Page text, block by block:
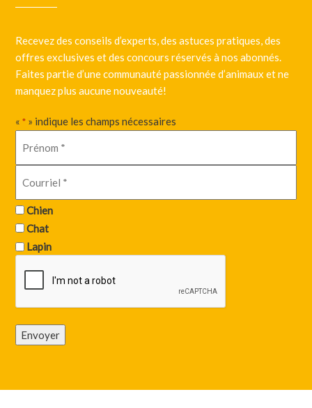
Recevez des conseils d’experts, des astuces pratiques, des
offres exclusives et des concours réservés à nos abonnés.
Faites partie d’une communauté passionnée d’animaux et ne
manquez plus aucune nouveauté!
«* » indique les champs nécessaires
Chien
Chat
Lapin
Envoyer